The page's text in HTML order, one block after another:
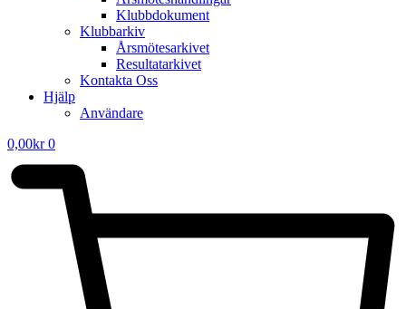
Klubbdokument
Klubbarkiv
Årsmötesarkivet
Resultatarkivet
Kontakta Oss
Hjälp
Användare
0,00kr 0